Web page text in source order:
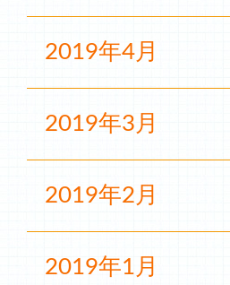
2019年4月
2019年3月
2019年2月
2019年1月